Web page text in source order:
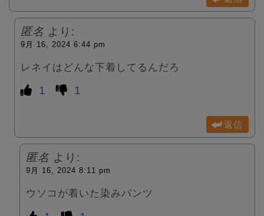
匿名 より:
9月 16, 2024 6:44 pm
レネイはどんな下着してるんだろ
1 1
返信
匿名 より:
9月 16, 2024 8:11 pm
ウソコが着いた染みパンツ